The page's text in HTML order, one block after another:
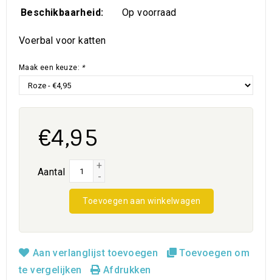
Beschikbaarheid:
Op voorraad
Voerbal voor katten
Maak een keuze: *
€4,95
Aantal
+
-
Toevoegen aan winkelwagen
Aan verlanglijst toevoegen
Toevoegen om
te vergelijken
Afdrukken